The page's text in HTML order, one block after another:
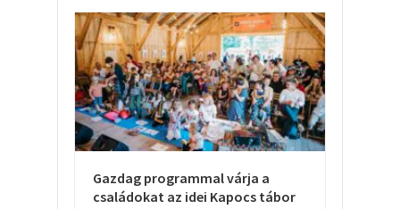
Gazdag programmal várja a
családokat az idei Kapocs tábor